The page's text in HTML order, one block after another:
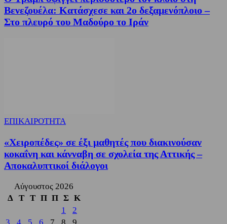
Βενεζουέλα: Κατάσχεσε και 2ο δεξαμενόπλοιο –
Στο πλευρό του Μαδούρο το Ιράν
ΕΠΙΚΑΙΡΟΤΗΤΑ
«Χειροπέδες» σε έξι μαθητές που διακινούσαν
κοκαΐνη και κάνναβη σε σχολεία της Αττικής –
Αποκαλυπτικοί διάλογοι
Αύγουστος 2026
Δ
Τ Τ Π Π Σ Κ
1
2